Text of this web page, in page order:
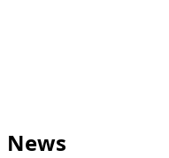
News